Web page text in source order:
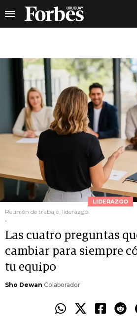
LIDERAZGO
Reunión de trabajo, liderazgo.
.
Las cuatro preguntas
cambiar para siempre
tu equipo
Sho Dewan Colaborador